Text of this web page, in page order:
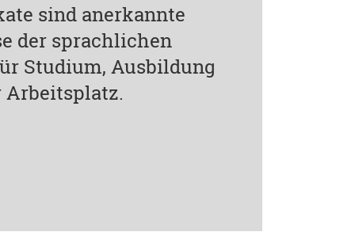
sind anerkannte
der sprachlichen
Studium, Ausbildung
Arbeitsplatz.